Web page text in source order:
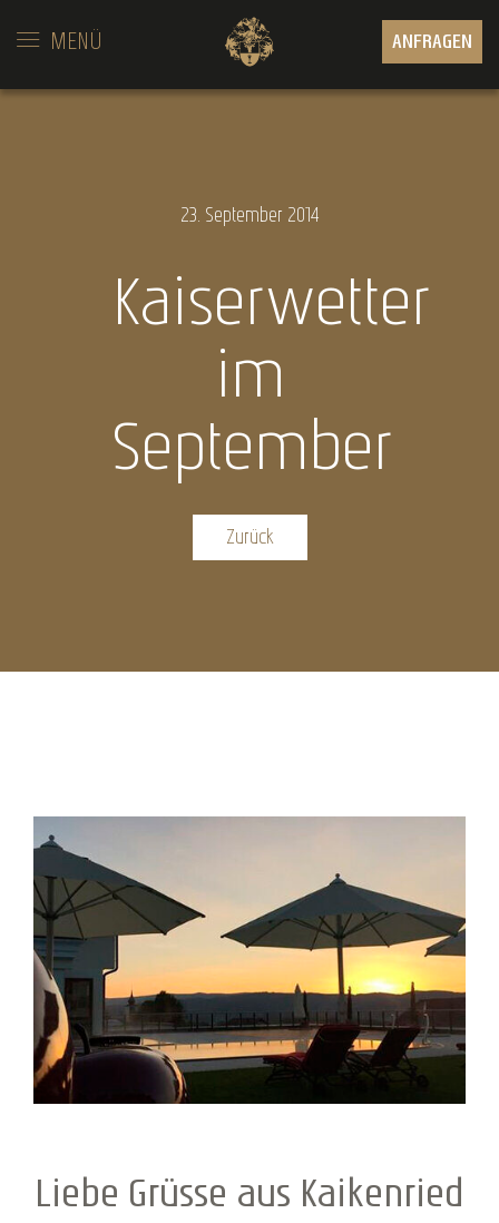
ANFRAGEN
MENÜ
23. September 2014
Kaiserwetter
im
September
Zurück
Liebe Grüsse aus Kaikenried